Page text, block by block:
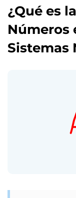
¿Qué es
Números
Sistemas